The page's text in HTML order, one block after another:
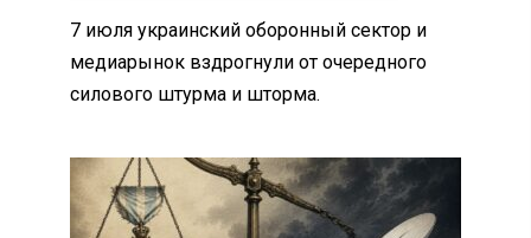
7 июля украинский оборонный сектор и
медиарынок вздрогнули от очередного
силового штурма и шторма.